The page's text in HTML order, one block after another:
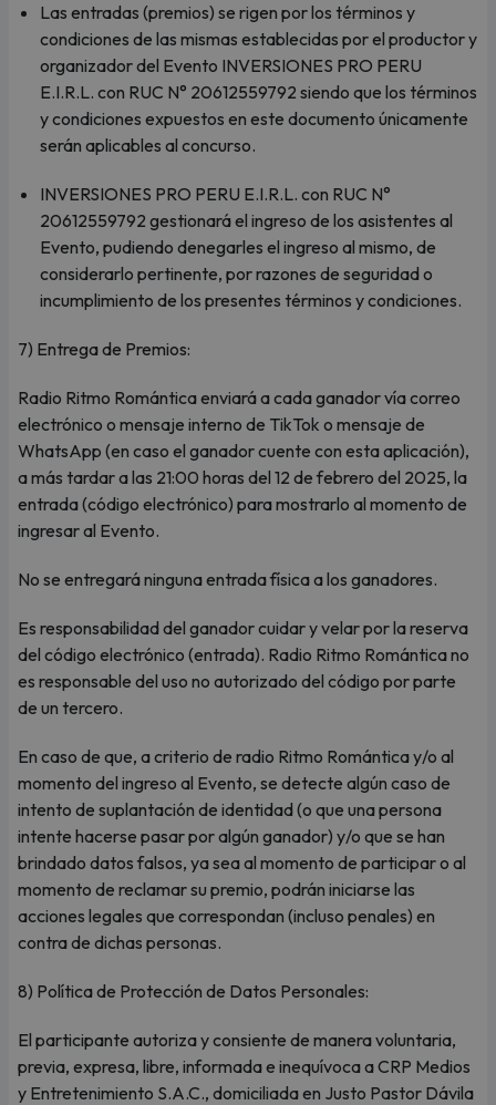
Las entradas (premios) se rigen por los términos y
condiciones de las mismas establecidas por el productor y
organizador del Evento INVERSIONES PRO PERU
E.I.R.L. con RUC N° 20612559792 siendo que los términos
y condiciones expuestos en este documento únicamente
serán aplicables al concurso.
INVERSIONES PRO PERU E.I.R.L. con RUC N°
20612559792 gestionará el ingreso de los asistentes al
Evento, pudiendo denegarles el ingreso al mismo, de
considerarlo pertinente, por razones de seguridad o
incumplimiento de los presentes términos y condiciones.
7) Entrega de Premios:
Radio Ritmo Romántica enviará a cada ganador vía correo
electrónico o mensaje interno de TikTok o mensaje de
WhatsApp (en caso el ganador cuente con esta aplicación),
a más tardar a las 21:00 horas del 12 de febrero del 2025, la
entrada (código electrónico) para mostrarlo al momento de
ingresar al Evento.
No se entregará ninguna entrada física a los ganadores.
Es responsabilidad del ganador cuidar y velar por la reserva
del código electrónico (entrada). Radio Ritmo Romántica no
es responsable del uso no autorizado del código por parte
de un tercero.
En caso de que, a criterio de radio Ritmo Romántica y/o al
momento del ingreso al Evento, se detecte algún caso de
intento de suplantación de identidad (o que una persona
intente hacerse pasar por algún ganador) y/o que se han
brindado datos falsos, ya sea al momento de participar o al
momento de reclamar su premio, podrán iniciarse las
acciones legales que correspondan (incluso penales) en
contra de dichas personas.
8) Política de Protección de Datos Personales:
El participante autoriza y consiente de manera voluntaria,
previa, expresa, libre, informada e inequívoca a CRP Medios
y Entretenimiento S.A.C., domiciliada en Justo Pastor Dávila